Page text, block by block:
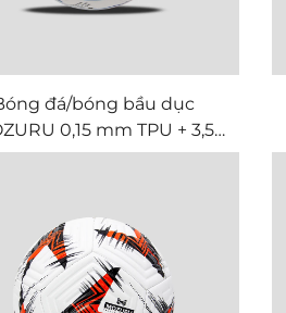
đá/bóng bầu dục
0,15 mm TPU + 3,5
được khâu bằng máy